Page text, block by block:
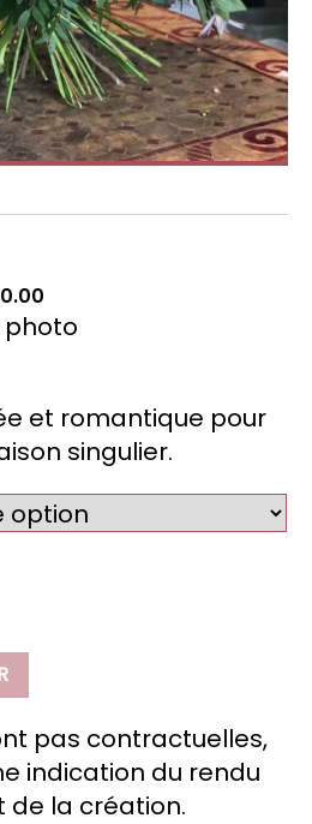
Fêtes
d’espaces
de
CHF220.00
photo
et romantique pour
singulier.
pas contractuelles,
indication du rendu
de la création.